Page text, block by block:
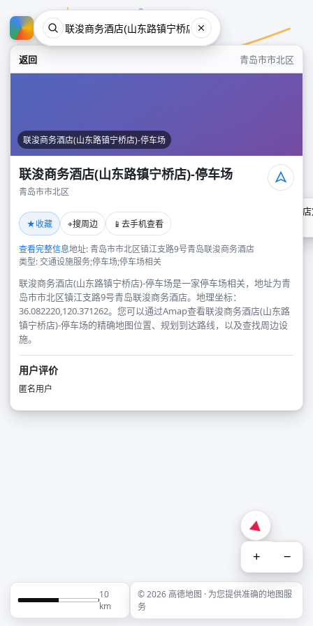
返回 青岛市市北区
联浚商务酒店(山东路镇宁桥店)-停车场
联浚商务酒店(山东路镇宁桥店)-停车场
青岛市市北区
★收藏 ⌖搜周边 📱 去手机查看
查看完整信息地址: 青岛市市北区镇江支路9号青岛联浚商务酒店
类型: 交通设施服务;停车场;停车场相关
联浚商务酒店(山东路镇宁桥店)-停车场是一家停车场相关，地址为青
岛市市北区镇江支路9号青岛联浚商务酒店。地理坐标：
36.082220,120.371262。您可以通过Amap查看联浚商务酒店(山东路
镇宁桥店)-停车场的精确地图位置、规划到达路线，以及查找周边设
施。
用户评价
匿名用户
联浚商务酒店(山东路镇宁桥
+ −
10
km
© 2026 高德地图 · 为您提供准确的地图服
务